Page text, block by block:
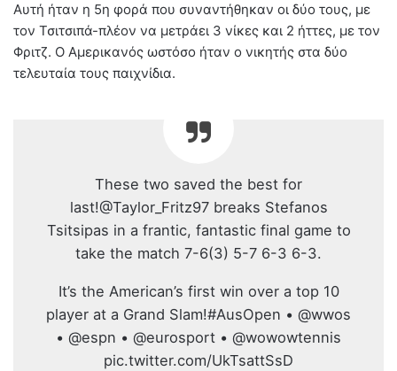
Αυτή ήταν η 5η φορά που συναντήθηκαν οι δύο τους, με
τον Τσιτσιπά-πλέον να μετράει 3 νίκες και 2 ήττες, με τον
Φριτζ. Ο Αμερικανός ωστόσο ήταν ο νικητής στα δύο
τελευταία τους παιχνίδια.
These two saved the best for
last!@Taylor_Fritz97 breaks Stefanos
Tsitsipas in a frantic, fantastic final game to
take the match 7-6(3) 5-7 6-3 6-3.
It’s the American’s first win over a top 10
player at a Grand Slam!#AusOpen • @wwos
• @espn • @eurosport • @wowowtennis
pic.twitter.com/UkTsattSsD